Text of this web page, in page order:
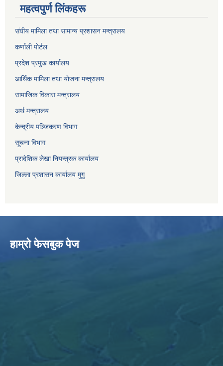
महत्वपुर्ण लिंकहरू
संघीय मामिला तथा सामान्य प्रशासन मन्त्रालय
कर्णाली पाेर्टल
प्रदेश प्रमुख कार्यालय
आर्थिक मामिला तथा याेजना मन्त्रालय
सामाजिक विकास मन्त्रालय
अर्थ मन्त्रालय
केन्द्रीय पञ्जिकरण विभाग
सूचना विभाग
प्रादेशिक लेखा नियन्त्रक कार्यालय
जिल्ला प्रशासन कार्यालय मुगु
हाम्राे फेसबुक पेज